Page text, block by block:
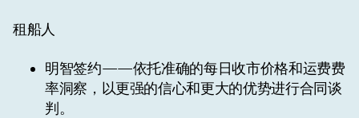
租船人
明智签约——依托准确的每日收市价格和运费费
率洞察，以更强的信心和更大的优势进行合同谈
判。